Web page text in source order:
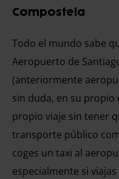
Compostela
Todo el mundo sabe
Aeropuerto de
(anteriormente
sin duda, en su propio
propio viaje sin tener
transporte público
coges un taxi al
especialmente si